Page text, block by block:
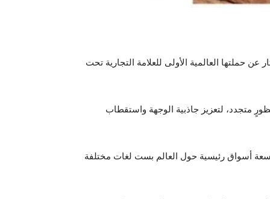
حملتها العالمية الأولى للعلامة التجارية تحت
روحها من منظورٍ متجدد، لتعزيز جاذبية الوجهة واستقطاب
أسواق رئيسية حول العالم بست لغات مختلفة